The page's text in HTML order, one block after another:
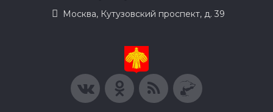
Москва, Кутузовский проспект, д. 39